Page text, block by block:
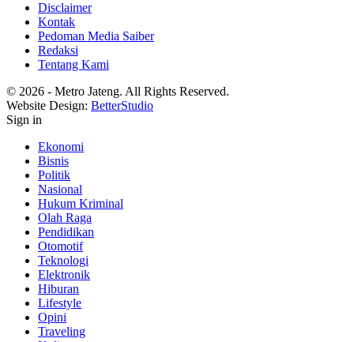
Disclaimer
Kontak
Pedoman Media Saiber
Redaksi
Tentang Kami
© 2026 - Metro Jateng. All Rights Reserved.
Website Design: BetterStudio
Sign in
Ekonomi
Bisnis
Politik
Nasional
Hukum Kriminal
Olah Raga
Pendidikan
Otomotif
Teknologi
Elektronik
Hiburan
Lifestyle
Opini
Traveling